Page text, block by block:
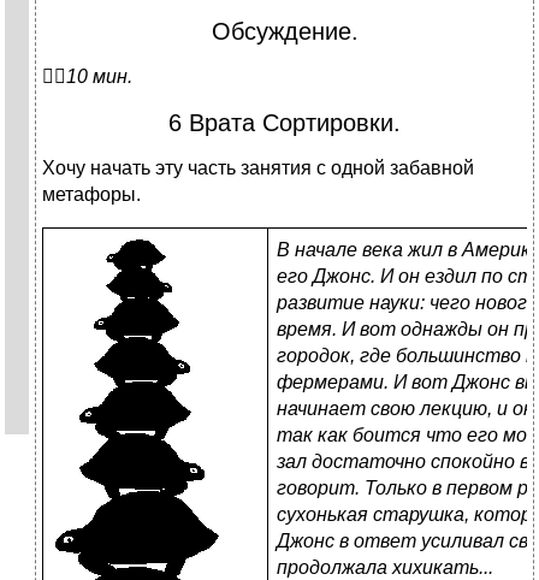
Обсуждение.
10 мин.
6 Врата Сортировки.
Хочу начать эту часть занятия с одной забавной
метафоры.
В начале века жил в
его Джонс. И он ездил по
развитие науки: чего
время. И вот однажды он
городок, где большинство
фермерами. И вот Джонс
начинает свою лекцию, и
так как боится что его
зал достаточно спокойно
говорит. Только в первом
сухонькая старушка,
Джонс в ответ усиливал
продолжала хихикать...